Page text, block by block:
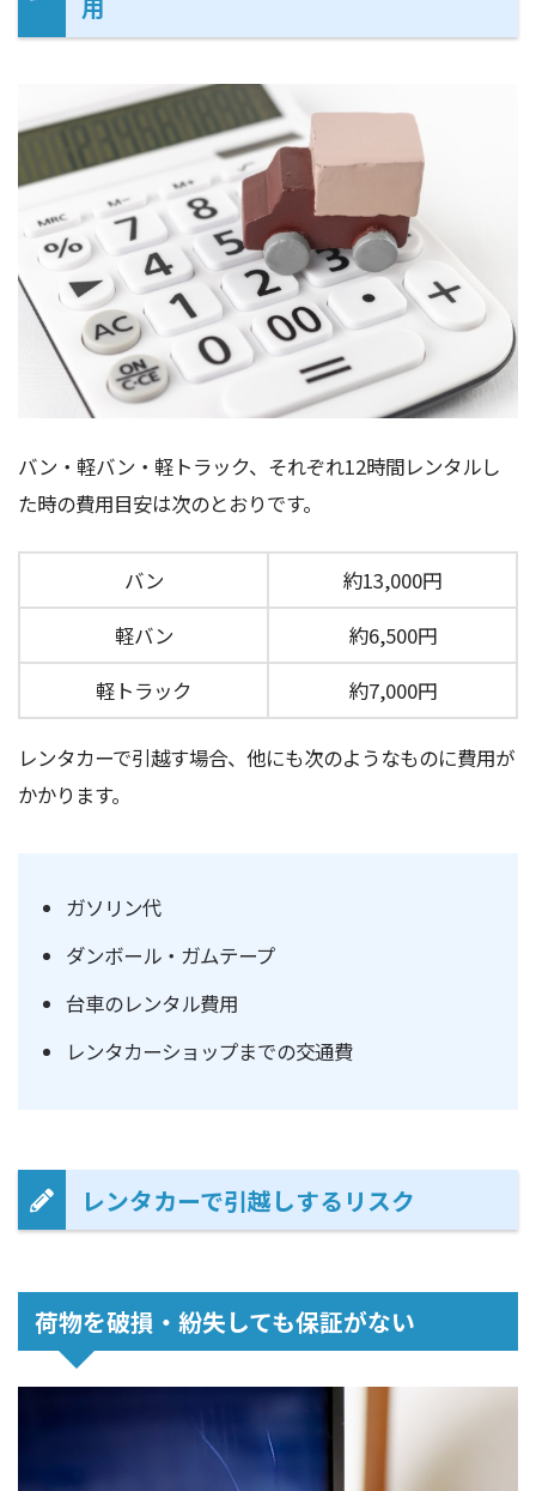
バン・軽バン・軽トラック、それぞれ12時間レンタルし
た時の費用目安は次のとおりです。
バン
約13,000円
軽バン
約6,500円
軽トラック
約7,000円
レンタカーで引越す場合、他にも次のようなものに費用が
かかります。
ガソリン代
ダンボール・ガムテープ
台車のレンタル費用
レンタカーショップまでの交通費
レンタカーで引越しするリスク
荷物を破損・紛失しても保証がない